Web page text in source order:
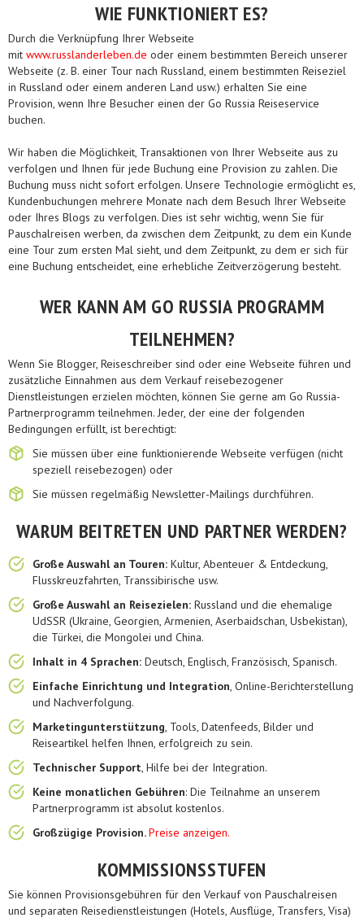
WIE FUNKTIONIERT ES?
Durch die Verknüpfung Ihrer Webseite
mit www.russlanderleben.de oder einem bestimmten Bereich unserer
Webseite (z. B. einer Tour nach Russland, einem bestimmten Reiseziel
in Russland oder einem anderen Land usw.) erhalten Sie eine
Provision, wenn Ihre Besucher einen der Go Russia Reiseservice
buchen.
Wir haben die Möglichkeit, Transaktionen von Ihrer Webseite aus zu
verfolgen und Ihnen für jede Buchung eine Provision zu zahlen. Die
Buchung muss nicht sofort erfolgen. Unsere Technologie ermöglicht es,
Kundenbuchungen mehrere Monate nach dem Besuch Ihrer Webseite
oder Ihres Blogs zu verfolgen. Dies ist sehr wichtig, wenn Sie für
Pauschalreisen werben, da zwischen dem Zeitpunkt, zu dem ein Kunde
eine Tour zum ersten Mal sieht, und dem Zeitpunkt, zu dem er sich für
eine Buchung entscheidet, eine erhebliche Zeitverzögerung besteht.
WER KANN AM GO RUSSIA PROGRAMM
TEILNEHMEN?
Wenn Sie Blogger, Reiseschreiber sind oder eine Webseite führen und
zusätzliche Einnahmen aus dem Verkauf reisebezogener
Dienstleistungen erzielen möchten, können Sie gerne am Go Russia-
Partnerprogramm teilnehmen. Jeder, der eine der folgenden
Bedingungen erfüllt, ist berechtigt:
Sie müssen über eine funktionierende Webseite verfügen (nicht
speziell reisebezogen) oder
Sie müssen regelmäßig Newsletter-Mailings durchführen.
WARUM BEITRETEN UND PARTNER WERDEN?
Große Auswahl an Touren: Kultur, Abenteuer & Entdeckung,
Flusskreuzfahrten, Transsibirische usw.
Große Auswahl an Reisezielen: Russland und die ehemalige
UdSSR (Ukraine, Georgien, Armenien, Aserbaidschan, Usbekistan),
die Türkei, die Mongolei und China.
Inhalt in 4 Sprachen: Deutsch, Englisch, Französisch, Spanisch.
Einfache Einrichtung und Integration, Online-Berichterstellung
und Nachverfolgung.
Marketingunterstützung, Tools, Datenfeeds, Bilder und
Reiseartikel helfen Ihnen, erfolgreich zu sein.
Technischer Support, Hilfe bei der Integration.
Keine monatlichen Gebühren: Die Teilnahme an unserem
Partnerprogramm ist absolut kostenlos.
Großzügige Provision.Preise anzeigen.
KOMMISSIONSSTUFEN
Sie können Provisionsgebühren für den Verkauf von Pauschalreisen
und separaten Reisedienstleistungen (Hotels, Ausflüge, Transfers, Visa)